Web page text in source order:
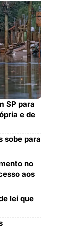
SP para
e de
sobe para
no
aos
lei que